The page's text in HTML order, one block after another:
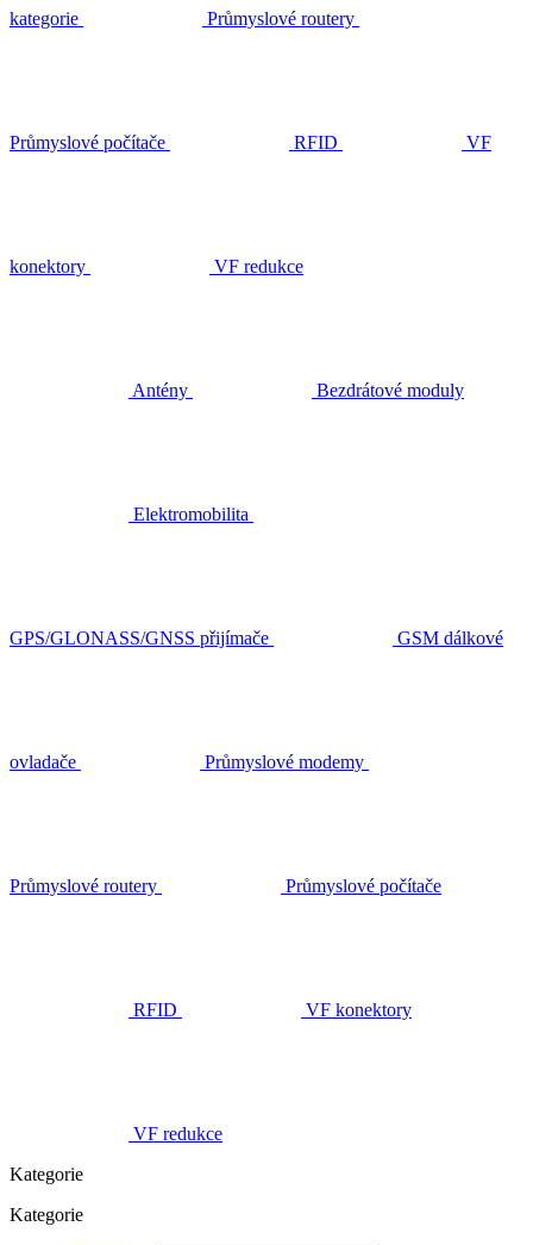
kategorie Průmyslové routery
Průmyslové počítače RFID VF
konektory VF redukce
Antény Bezdrátové moduly
Elektromobilita
GPS/GLONASS/GNSS přijímače GSM dálkové
ovladače Průmyslové modemy
Průmyslové routery Průmyslové počítače
RFID VF konektory
VF redukce
Kategorie
Kategorie